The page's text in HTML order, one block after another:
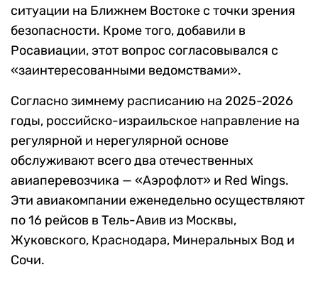
ситуации на Ближнем Востоке с точки зрения
безопасности. Кроме того, добавили в
Росавиации, этот вопрос согласовывался с
«заинтересованными ведомствами».
Согласно зимнему расписанию на 2025-2026
годы, российско-израильское направление на
регулярной и нерегулярной основе
обслуживают всего два отечественных
авиаперевозчика — «Аэрофлот» и Red Wings.
Эти авиакомпании еженедельно осуществляют
по 16 рейсов в Тель-Авив из Москвы,
Жуковского, Краснодара, Минеральных Вод и
Сочи.